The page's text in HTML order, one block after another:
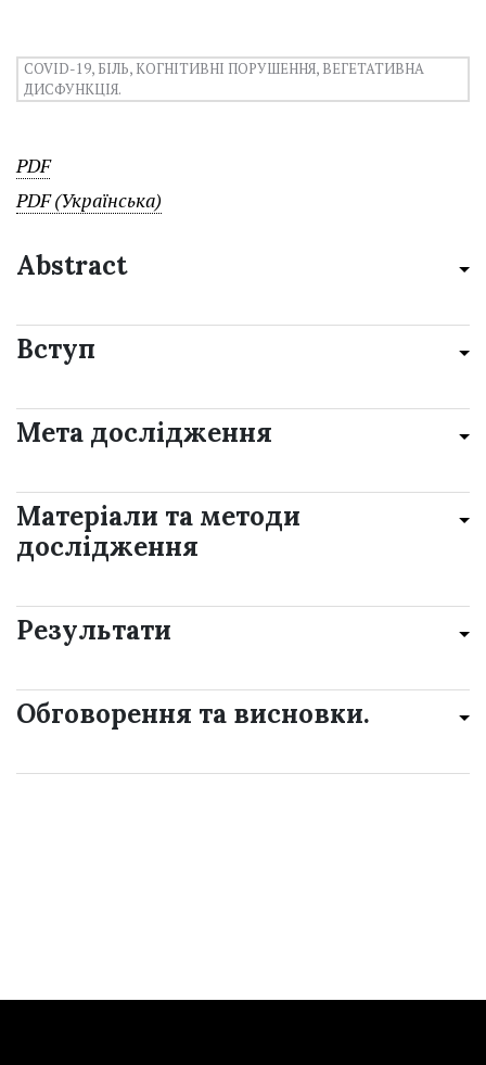
COVID-19, БІЛЬ, КОГНІТИВНІ ПОРУШЕННЯ, ВЕГЕТАТИВНА
ДИСФУНКЦІЯ.
PDF
PDF (Українська)
Abstract
Вступ
Мета дослідження
Матеріали та методи
дослідження
Результати
Обговорення та висновки.